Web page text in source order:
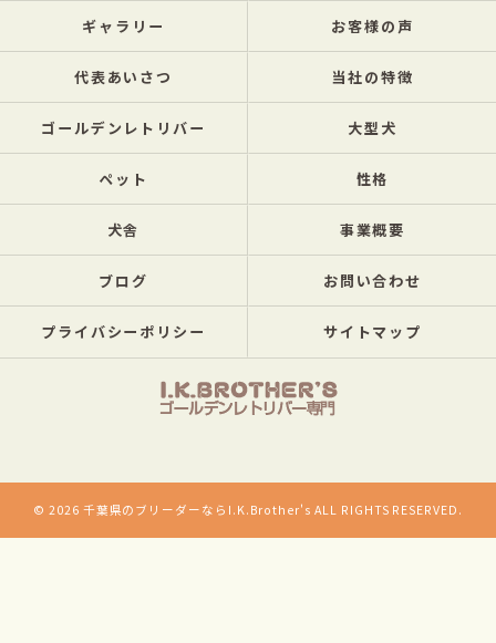
ギャラリー お客様の声
代表あいさつ 当社の特徴
ゴールデンレトリバー 大型犬
ペット 性格
犬舎 事業概要
ブログ お問い合わせ
プライバシーポリシー サイトマップ
© 2026 千葉県のブリーダーならI.K.Brother's ALL RIGHTS RESERVED.